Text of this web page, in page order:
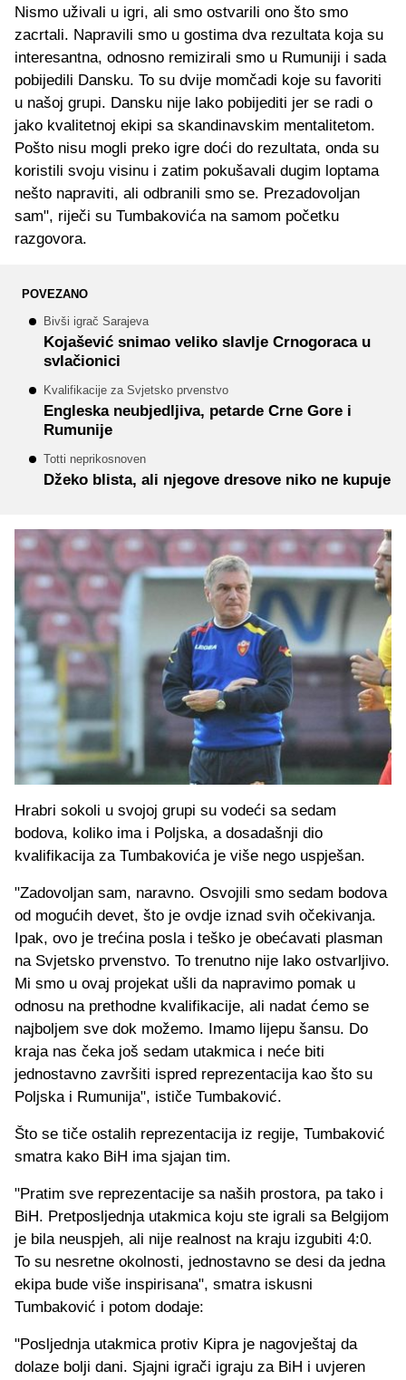
Nismo uživali u igri, ali smo ostvarili ono što smo
zacrtali. Napravili smo u gostima dva rezultata koja su
interesantna, odnosno remizirali smo u Rumuniji i sada
pobijedili Dansku. To su dvije momčadi koje su favoriti
u našoj grupi. Dansku nije lako pobijediti jer se radi o
jako kvalitetnoj ekipi sa skandinavskim mentalitetom.
Pošto nisu mogli preko igre doći do rezultata, onda su
koristili svoju visinu i zatim pokušavali dugim loptama
nešto napraviti, ali odbranili smo se. Prezadovoljan
sam", riječi su Tumbakovića na samom početku
razgovora.
POVEZANO
Bivši igrač Sarajeva
Kojašević snimao veliko slavlje Crnogoraca u
svlačionici
Kvalifikacije za Svjetsko prvenstvo
Engleska neubjedljiva, petarde Crne Gore i
Rumunije
Totti neprikosnoven
Džeko blista, ali njegove dresove niko ne kupuje
Hrabri sokoli u svojoj grupi su vodeći sa sedam
bodova, koliko ima i Poljska, a dosadašnji dio
kvalifikacija za Tumbakovića je više nego uspješan.
"Zadovoljan sam, naravno. Osvojili smo sedam bodova
od mogućih devet, što je ovdje iznad svih očekivanja.
Ipak, ovo je trećina posla i teško je obećavati plasman
na Svjetsko prvenstvo. To trenutno nije lako ostvarljivo.
Mi smo u ovaj projekat ušli da napravimo pomak u
odnosu na prethodne kvalifikacije, ali nadat ćemo se
najboljem sve dok možemo. Imamo lijepu šansu. Do
kraja nas čeka još sedam utakmica i neće biti
jednostavno završiti ispred reprezentacija kao što su
Poljska i Rumunija", ističe Tumbaković.
Što se tiče ostalih reprezentacija iz regije, Tumbaković
smatra kako BiH ima sjajan tim.
"Pratim sve reprezentacije sa naših prostora, pa tako i
BiH. Pretposljednja utakmica koju ste igrali sa Belgijom
je bila neuspjeh, ali nije realnost na kraju izgubiti 4:0.
To su nesretne okolnosti, jednostavno se desi da jedna
ekipa bude više inspirisana", smatra iskusni
Tumbaković i potom dodaje:
"Posljednja utakmica protiv Kipra je nagovještaj da
dolaze bolji dani. Sjajni igrači igraju za BiH i uvjeren